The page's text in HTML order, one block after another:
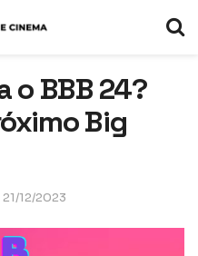
o BBB 24?
Big
21/12/2023